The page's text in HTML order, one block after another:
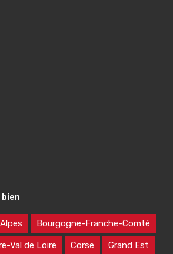
Bourgogne-Franche-Comté
Val de Loire Corse Grand Est